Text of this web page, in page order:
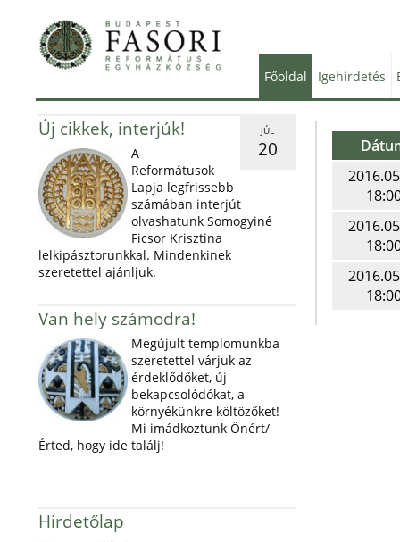
Főoldal Igehirdetés
JÚL
20
Új cikkek, interjúk!
A
Reformátusok
Lapja legfrissebb
számában interjút
olvashatunk Somogyiné
Ficsor Krisztina
lelkipásztorunkkal. Mindenkinek
szeretettel ajánljuk.
Van hely számodra!
Megújult templomunkba
szeretettel várjuk az
érdeklődőket, új
bekapcsolódókat, a
környékünkre költözőket!
Mi imádkoztunk Önért/
Érted, hogy ide találj!
Hirdetőlap